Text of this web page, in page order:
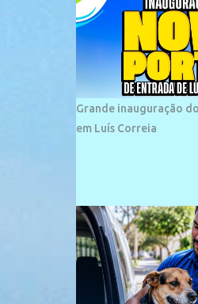
extensão, chegando a
km de paisagens
suaves devido ao
que não chegam a 2
apresentando dunas em
geográfico. Não se sabe
praia leva esse nome, e
vizinhos. O bairro onde
palco de amplos
grandiosos como hotéis,
residências de veraneio
maior empreendimento
Grande inauguração
em Luís Correia